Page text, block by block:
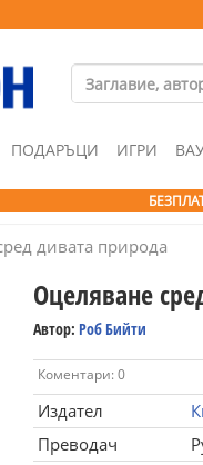
ПОДАРЪЦИ ИГРИ
дивата природа
Оцеляване
Автор: Роб Бийти
Коментари: 0
Издател
Преводач